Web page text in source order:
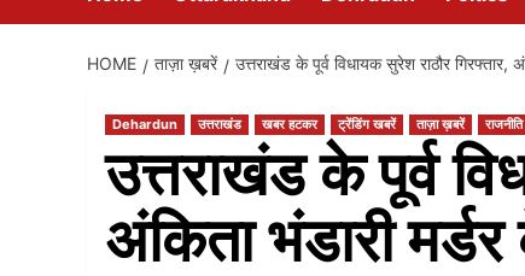
HOME ताज़ा ख़बरें उत्तराखंड के पूर्व विधायक सुरेश राठौर गिरफ्तार,
Dehardun उत्तराखंड खबर हटकर ट्रेंडिंग खबरें ताज़ा ख़बरें राजनीति
उत्तराखंड के पूर्व
अंकिता भंडारी